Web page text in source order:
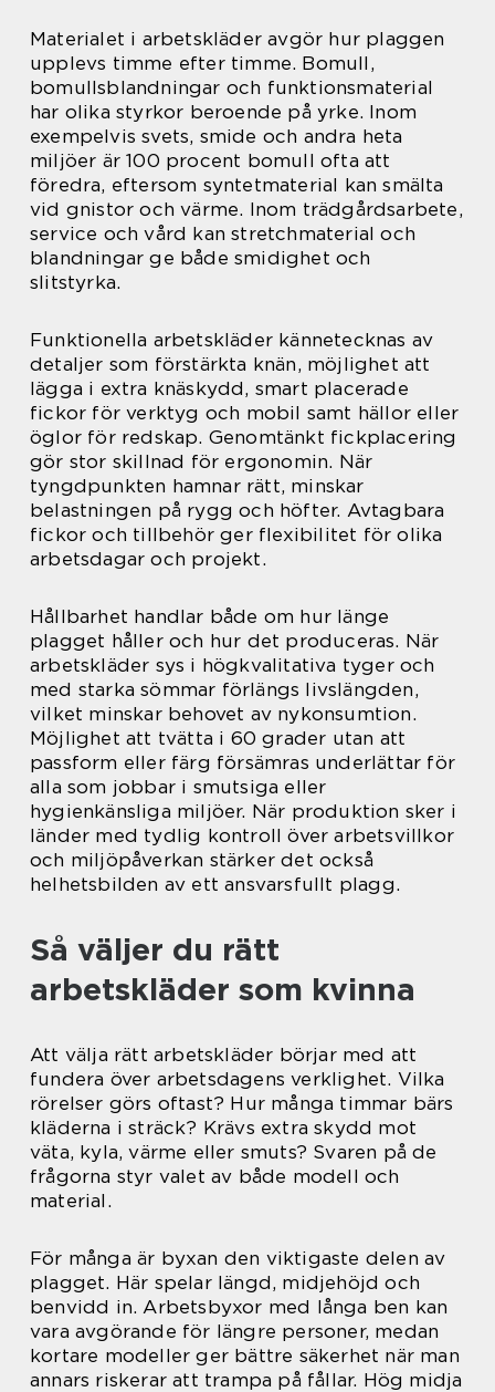
Materialet i arbetskläder avgör hur plaggen
upplevs timme efter timme. Bomull,
bomullsblandningar och funktionsmaterial
har olika styrkor beroende på yrke. Inom
exempelvis svets, smide och andra heta
miljöer är 100 procent bomull ofta att
föredra, eftersom syntetmaterial kan smälta
vid gnistor och värme. Inom trädgårdsarbete,
service och vård kan stretchmaterial och
blandningar ge både smidighet och
slitstyrka.
Funktionella arbetskläder kännetecknas av
detaljer som förstärkta knän, möjlighet att
lägga i extra knäskydd, smart placerade
fickor för verktyg och mobil samt hällor eller
öglor för redskap. Genomtänkt fickplacering
gör stor skillnad för ergonomin. När
tyngdpunkten hamnar rätt, minskar
belastningen på rygg och höfter. Avtagbara
fickor och tillbehör ger flexibilitet för olika
arbetsdagar och projekt.
Hållbarhet handlar både om hur länge
plagget håller och hur det produceras. När
arbetskläder sys i högkvalitativa tyger och
med starka sömmar förlängs livslängden,
vilket minskar behovet av nykonsumtion.
Möjlighet att tvätta i 60 grader utan att
passform eller färg försämras underlättar för
alla som jobbar i smutsiga eller
hygienkänsliga miljöer. När produktion sker i
länder med tydlig kontroll över arbetsvillkor
och miljöpåverkan stärker det också
helhetsbilden av ett ansvarsfullt plagg.
Så väljer du rätt
arbetskläder som kvinna
Att välja rätt arbetskläder börjar med att
fundera över arbetsdagens verklighet. Vilka
rörelser görs oftast? Hur många timmar bärs
kläderna i sträck? Krävs extra skydd mot
väta, kyla, värme eller smuts? Svaren på de
frågorna styr valet av både modell och
material.
För många är byxan den viktigaste delen av
plagget. Här spelar längd, midjehöjd och
benvidd in. Arbetsbyxor med långa ben kan
vara avgörande för längre personer, medan
kortare modeller ger bättre säkerhet när man
annars riskerar att trampa på fållar. Hög midja